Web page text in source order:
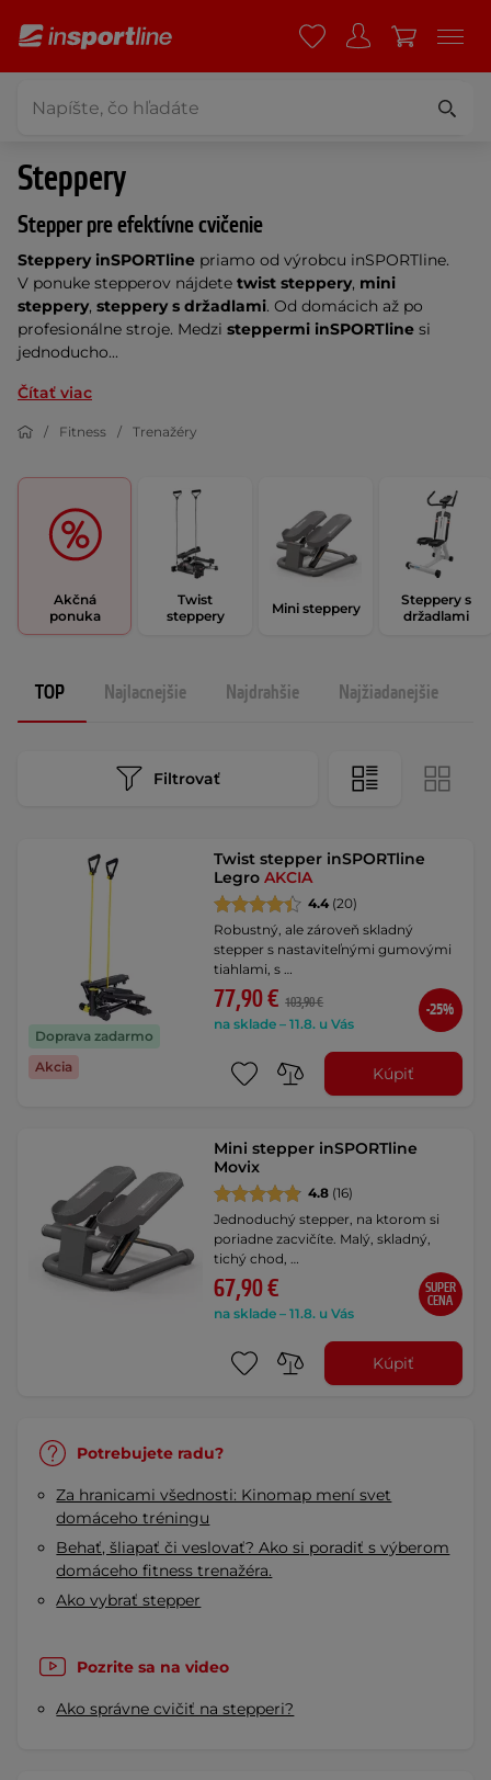
Steppery
Stepper pre efektívne cvičenie
Steppery inSPORTline priamo od výrobcu inSPORTline.
V ponuke stepperov nájdete twist steppery, mini
steppery, steppery s držadlami. Od domácich až po
profesionálne stroje. Medzi steppermi inSPORTline si
jednoducho...
Čítať viac
Fitness Trenažéry
Akčná
ponuka
Twist
steppery
Mini steppery
Steppery s
držadlami
TOP Najlacnejšie Najdrahšie Najžiadanejšie
Filtrovať
Doprava zadarmo
Akcia
Twist stepper inSPORTline
LegroAKCIA
4.4 (20)
Robustný, ale zároveň skladný
stepper s nastaviteľnými gumovými
tiahlami, s …
77,90 € 103,90 €
na sklade – 11.8. u Vás
-25%
Kúpiť
Mini stepper inSPORTline
Movix
4.8 (16)
Jednoduchý stepper, na ktorom si
poriadne zacvičíte. Malý, skladný,
tichý chod, …
67,90 €
na sklade – 11.8. u Vás
SUPER
CENA
Kúpiť
Potrebujete radu?
Za hranicami všednosti: Kinomap mení svet
domáceho tréningu
Behať, šliapať či veslovať? Ako si poradiť s výberom
domáceho fitness trenažéra.
Ako vybrať stepper
Pozrite sa na video
Ako správne cvičiť na stepperi?